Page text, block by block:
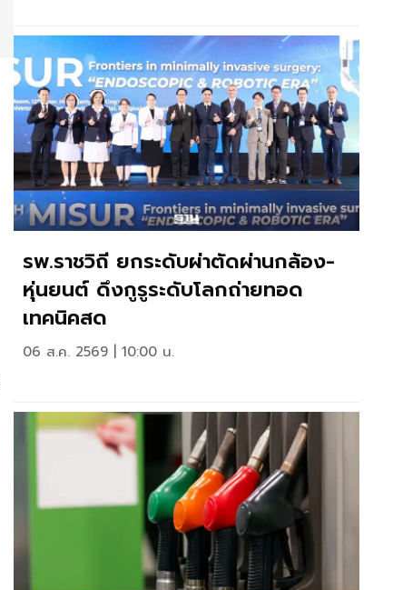
รพ.ราชวิถี ยกระดับผ่าตัดผ่านกล้อง-
หุ่นยนต์ ดึงกูรูระดับโลกถ่ายทอด
เทคนิคสด
06 ส.ค. 2569 | 10:00 น.